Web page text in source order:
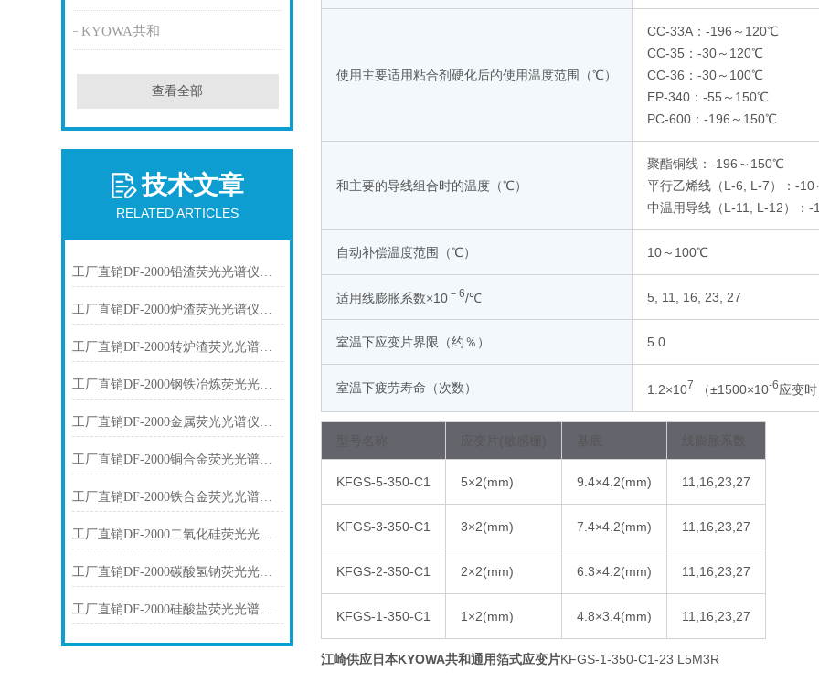
KYOWA共和
查看全部
技术文章
RELATED ARTICLES
工厂直销DF-2000铅渣荧光光谱仪技术参数
工厂直销DF-2000炉渣荧光光谱仪技术参数
工厂直销DF-2000转炉渣荧光光谱仪技术参数
工厂直销DF-2000钢铁冶炼荧光光谱仪技术参数
工厂直销DF-2000金属荧光光谱仪技术参数
工厂直销DF-2000铜合金荧光光谱仪技术参数
工厂直销DF-2000铁合金荧光光谱仪技术参数
工厂直销DF-2000二氧化硅荧光光谱仪技术参数
工厂直销DF-2000碳酸氢钠荧光光谱仪技术参数
工厂直销DF-2000硅酸盐荧光光谱仪技术参数
使用主要适用粘合剂硬化后的使用温度范围（℃）
CC-33A：-196～120℃
CC-35：-30～120℃
CC-36：-30～100℃
EP-340：-55～150℃
PC-600：-196～150℃
和主要的导线组合时的温度（℃）
聚酯铜线：-196～150℃
平行乙烯线（L-6, L-7）：-
中温用导线（L-11, L-12）：
自动补偿温度范围（℃） 10～100℃
适用线膨胀系数×10 －6/℃ 5, 11, 16, 23, 27
室温下应变片界限（约％） 5.0
室温下疲劳寿命（次数） 1.2×107 （±1500×10-6应变时
型号名称 应变片(敏感栅) 基底 线膨胀系数
KFGS-5-350-C1 5×2(mm) 9.4×4.2(mm) 11,16,23,27
KFGS-3-350-C1 3×2(mm) 7.4×4.2(mm) 11,16,23,27
KFGS-2-350-C1 2×2(mm) 6.3×4.2(mm) 11,16,23,27
KFGS-1-350-C1 1×2(mm) 4.8×3.4(mm) 11,16,23,27
江崎供应日本KYOWA共和通用箔式应变片KFGS-1-350-C1-23 L5M3R